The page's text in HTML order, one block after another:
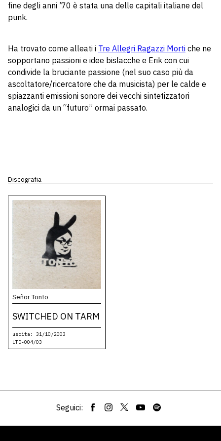
fine degli anni ’70 è stata una delle capitali italiane del
punk.
Ha trovato come alleati i Tre Allegri Ragazzi Morti che ne
sopportano passioni e idee bislacche e Erik con cui
condivide la bruciante passione (nel suo caso più da
ascoltatore/ricercatore che da musicista) per le calde e
spiazzanti emissioni sonore dei vecchi sintetizzatori
analogici da un “futuro” ormai passato.
Discografia
Señor Tonto
SWITCHED ON TARM
uscita: 31/10/2003
LTD-004/03
Seguici: